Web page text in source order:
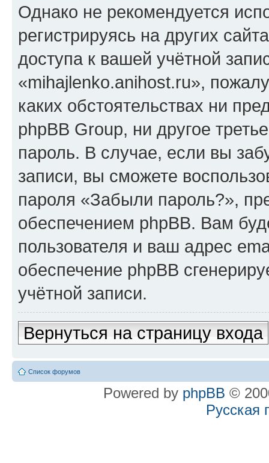
Однако не рекомендуется
регистрируясь на других
доступа к вашей учётной
«mihajlenko.anihost.ru»,
каких обстоятельствах ни
phpBB Group, ни другое
пароль. В случае, если вы
записи, вы сможете
пароля «Забыли пароль?»,
обеспечением phpBB. Вам
пользователя и ваш адрес
обеспечение phpBB
учётной записи.
Вернуться на страницу входа
Список форумов
Powered by phpBB ©
Русская